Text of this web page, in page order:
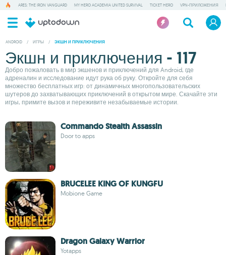
ARES: THE IRON VANGUARD MY HERO ACADEMIA UNITED SURVIVAL TICKET HERO VPN-ПРИЛОЖЕНИЯ
ANDROID / ИГРЫ / ЭКШН И ПРИКЛЮЧЕНИЯ
Экшн и приключения - 117
Добро пожаловать в мир экшенов и приключений для Android, где
адреналин и исследование идут рука об руку. Откройте для себя
множество бесплатных игр: от динамичных многопользовательских
шутеров до захватывающих приключений в открытом мире. Скачайте эти
игры, примите вызов и переживите незабываемые истории.
Commando Stealth Assassin
Door to apps
BRUCELEE KING OF KUNGFU
Mobione Game
Dragon Galaxy Warrior
Yotapps